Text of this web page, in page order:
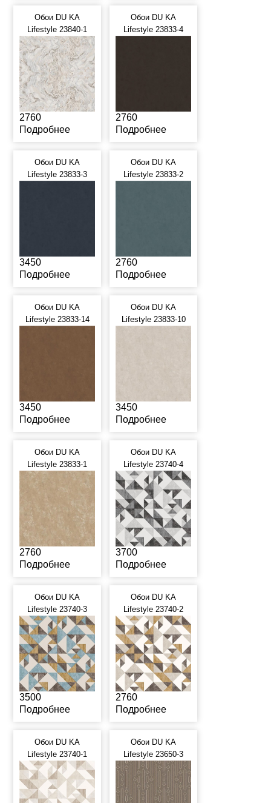
Обои DU KA
Lifestyle 23840-1
2760
Подробнее
Обои DU KA
Lifestyle 23833-4
2760
Подробнее
Обои DU KA
Lifestyle 23833-3
3450
Подробнее
Обои DU KA
Lifestyle 23833-2
2760
Подробнее
Обои DU KA
Lifestyle 23833-14
3450
Подробнее
Обои DU KA
Lifestyle 23833-10
3450
Подробнее
Обои DU KA
Lifestyle 23833-1
2760
Подробнее
Обои DU KA
Lifestyle 23740-4
3700
Подробнее
Обои DU KA
Lifestyle 23740-3
3500
Подробнее
Обои DU KA
Lifestyle 23740-2
2760
Подробнее
Обои DU KA
Lifestyle 23740-1
Обои DU KA
Lifestyle 23650-3